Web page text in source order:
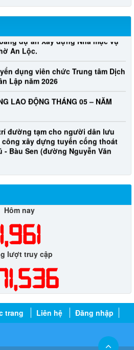
kiến cộng đồng dân cư đối với Hồ
dự án Xây dựng Nhà mục vụ
An Lộc.
dụng viên chức Trung tâm Dịch
Lập năm 2026
LAO ĐỘNG THÁNG 05 – NĂM
đường tạm cho người dân lưu
xây dựng tuyến cống thoát
Bàu Sen (đường Nguyễn Văn
Hôm nay
1,961
lượt truy cập
trang Liên hệ Đăng nhập